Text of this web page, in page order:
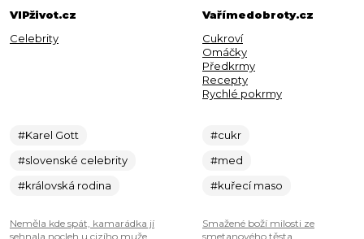
VIPživot.cz
Celebrity
#Karel Gott
#slovenské celebrity
#královská rodina
Neměla kde spát, kamarádka jí
sehnala nocleh u cizího muže.
Vařímedobroty.cz
Cukroví
Omáčky
Předkrmy
Recepty
Rychlé pokrmy
#cukr
#med
#kuřecí maso
Smažené boží milosti ze
smetanového těsta